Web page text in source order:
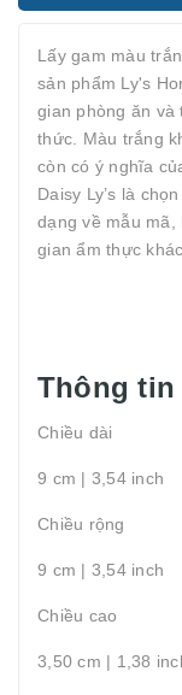
Lấy gam màu
sản phẩm Ly's
gian phòng ăn
thức. Màu trắng
còn có ý nghĩa
Daisy Ly’s là
dạng về mẫu
gian ẩm thực
Thông tin
Chiều dài
9 cm | 3,54 inch
Chiều rộng
9 cm | 3,54 inch
Chiều cao
3,50 cm | 1,38